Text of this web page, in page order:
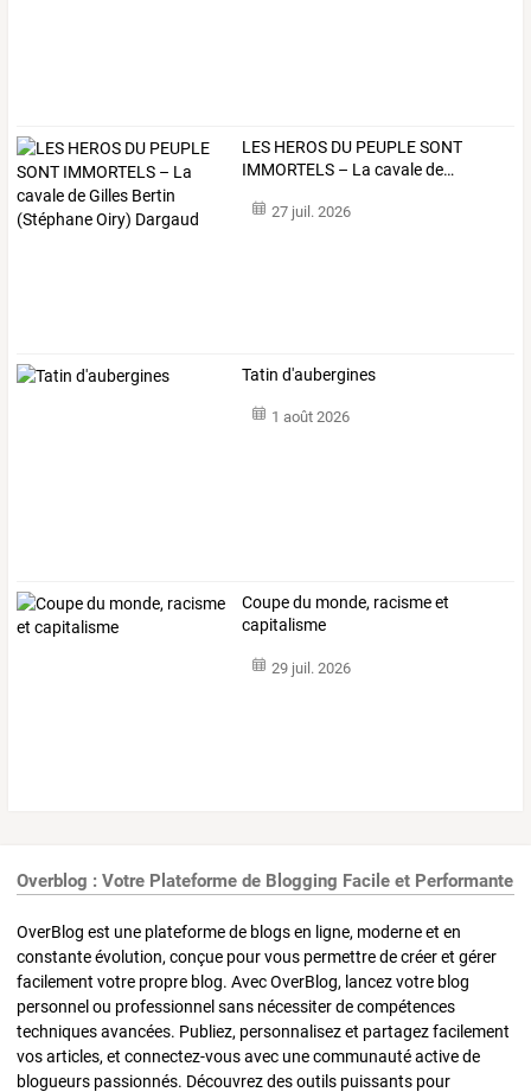
LES HEROS DU PEUPLESONT
IMMORTELS – La cavalede…
27 juil. 2026
Tatin d'aubergines
1 août 2026
Coupe du monde, racisme et
capitalisme
29 juil. 2026
Overblog : Votre Plateforme de Blogging Facile et Performante
OverBlog est une plateforme de blogs en ligne, moderne et en
constante évolution, conçue pour vous permettre de créer et gérer
facilement votre propre blog. Avec OverBlog, lancez votre blog
personnel ou professionnel sans nécessiter de compétences
techniques avancées. Publiez, personnalisez et partagez facilement
vos articles, et connectez-vous avec une communauté active de
blogueurs passionnés. Découvrez des outils puissants pour